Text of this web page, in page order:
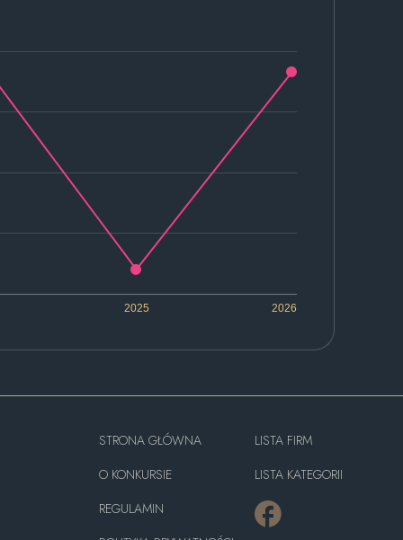
2025 2026
STRONA GŁÓWNA
O KONKURSIE
REGULAMIN
LISTA FIRM
LISTA KATEGORII